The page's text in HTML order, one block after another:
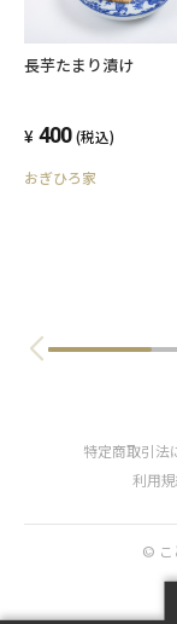
長芋たまり漬け
400 (税込)
おぎひろ家
特定商取引法
利用
© こ